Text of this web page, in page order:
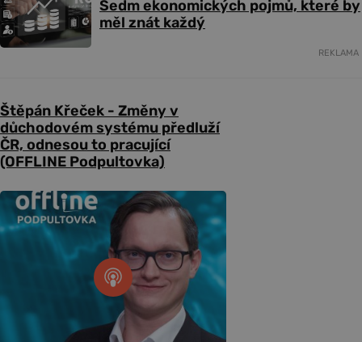
Sedm ekonomických pojmů, které by
měl znát každý
REKLAMA
Štěpán Křeček - Změny v
důchodovém systému předluží
ČR, odnesou to pracující
(OFFLINE Podpultovka)